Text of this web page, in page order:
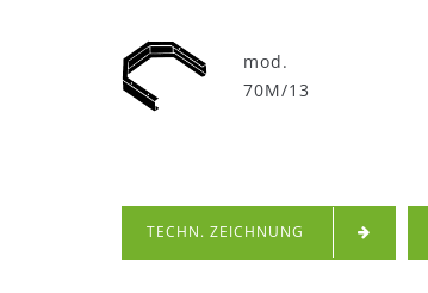
mod.
70M/13
TECHN. ZEICHNUNG